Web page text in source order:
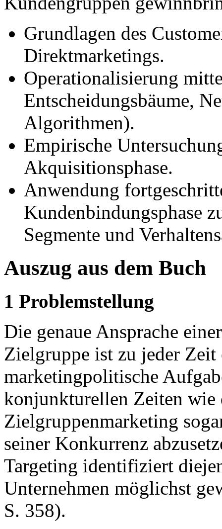
Grundlagen des
Direktmarketings.
Operationalisierung
Entscheidungsbäume,
Algorithmen).
Empirische
Akquisitionsphase.
Anwendung
Kundenbindungsphase
Segmente und
Auszug aus dem Buch
1 Problemstellung
Die genaue Ansprache
Zielgruppe ist zu jeder
marketingpolitische
konjunkturellen Zeiten wie
Zielgruppenmarketing
seiner Konkurrenz
Targeting identifiziert
Unternehmen möglichst
S. 358).